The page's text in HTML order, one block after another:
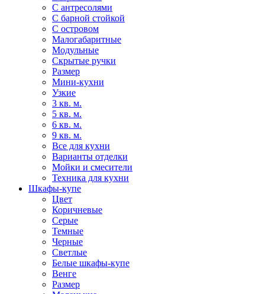
С антресолями
С барной стойкой
С островом
Малогабаритные
Модульные
Скрытые ручки
Размер
Мини-кухни
Узкие
3 кв. м.
5 кв. м.
6 кв. м.
9 кв. м.
Все для кухни
Варианты отделки
Мойки и смесители
Техника для кухни
Шкафы-купе
Цвет
Коричневые
Серые
Темные
Черные
Светлые
Белые шкафы-купе
Венге
Размер